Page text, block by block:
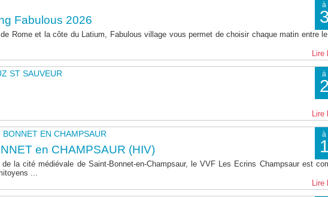
à
Fabulous 2026
Rome et la côte du Latium, Fabulous village vous permet de choisir chaque matin entre
Lire
ST SAUVEUR à
Lire
EN CHAMPSAUR à
en CHAMPSAUR (HIV)
la cité médiévale de Saint-Bonnet-en-Champsaur, le VVF Les Ecrins Champsaur est
...
Lire